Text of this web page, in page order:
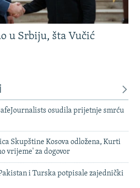
u Srbiju, šta Vučić
osudila prijetnje smrću
Skupštine Kosova odložena, Kurti
vrijeme' za dogovor
i Turska potpisale zajednički